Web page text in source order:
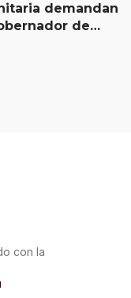
demandan
de
con la